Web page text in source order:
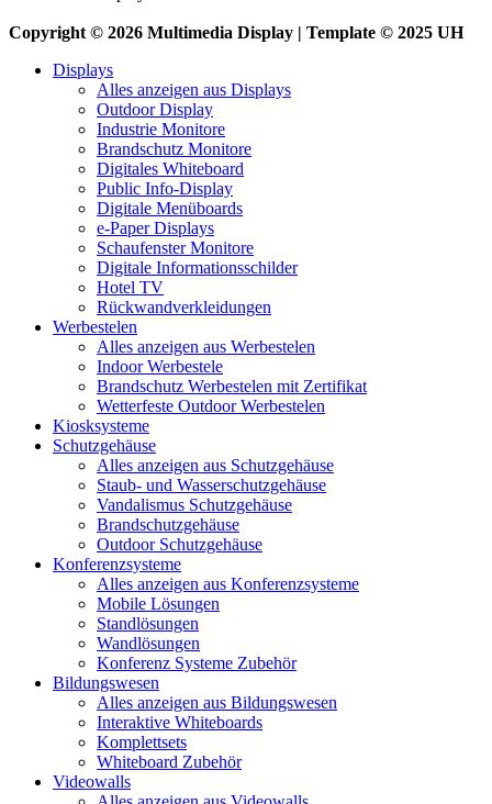
Copyright © 2026 Multimedia Display | Template © 2025 UH
Displays
Alles anzeigen aus Displays
Outdoor Display
Industrie Monitore
Brandschutz Monitore
Digitales Whiteboard
Public Info-Display
Digitale Menüboards
e-Paper Displays
Schaufenster Monitore
Digitale Informationsschilder
Hotel TV
Rückwandverkleidungen
Werbestelen
Alles anzeigen aus Werbestelen
Indoor Werbestele
Brandschutz Werbestelen mit Zertifikat
Wetterfeste Outdoor Werbestelen
Kiosksysteme
Schutzgehäuse
Alles anzeigen aus Schutzgehäuse
Staub- und Wasserschutzgehäuse
Vandalismus Schutzgehäuse
Brandschutzgehäuse
Outdoor Schutzgehäuse
Konferenzsysteme
Alles anzeigen aus Konferenzsysteme
Mobile Lösungen
Standlösungen
Wandlösungen
Konferenz Systeme Zubehör
Bildungswesen
Alles anzeigen aus Bildungswesen
Interaktive Whiteboards
Komplettsets
Whiteboard Zubehör
Videowalls